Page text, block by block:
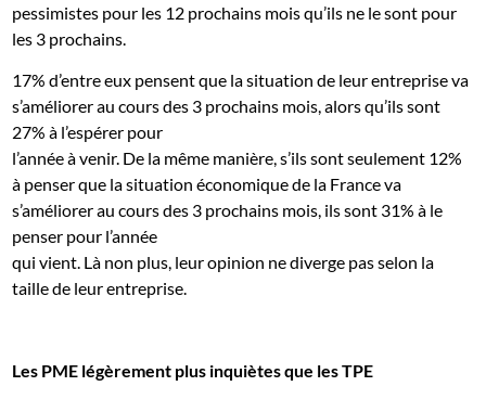
pessimistes pour les 12 prochains mois qu’ils ne le sont pour
les 3 prochains.
17% d’entre eux pensent que la situation de leur entreprise va
s’améliorer au cours des 3 prochains mois, alors qu’ils sont
27% à l’espérer pour
l’année à venir. De la même manière, s’ils sont seulement 12%
à penser que la situation économique de la France va
s’améliorer au cours des 3 prochains mois, ils sont 31% à le
penser pour l’année
qui vient. Là non plus, leur opinion ne diverge pas selon la
taille de leur entreprise.
Les PME légèrement plus inquiètes que les TPE